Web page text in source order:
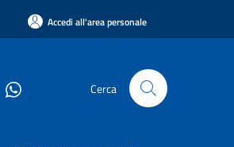
Accedi all'area personale
Cerca